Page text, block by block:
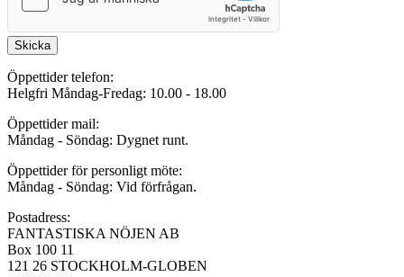
Skicka
Öppettider telefon:
Helgfri Måndag-Fredag: 10.00 - 18.00
Öppettider mail:
Måndag - Söndag: Dygnet runt.
Öppettider för personligt möte:
Måndag - Söndag: Vid förfrågan.
Postadress:
FANTASTISKA NÖJEN AB
Box 100 11
121 26 STOCKHOLM-GLOBEN